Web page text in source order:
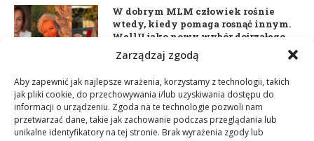
Zarządzaj zgodą
Aby zapewnić jak najlepsze wrażenia, korzystamy z technologii, takich
jak pliki cookie, do przechowywania i/lub uzyskiwania dostępu do
informacji o urządzeniu. Zgoda na te technologie pozwoli nam
przetwarzać dane, takie jak zachowanie podczas przeglądania lub
unikalne identyfikatory na tej stronie. Brak wyrażenia zgody lub
W dobrym MLM człowiek rośnie
wtedy, kiedy pomaga rosnąć innym.
WellU jako nowy wybór dojrzałego
lidera
Daria Dudzik. Kocham Cię
17 kwietnia 2026